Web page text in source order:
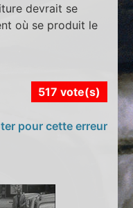
devrait se
où se produit le
517 vote(s)
pour cette erreur